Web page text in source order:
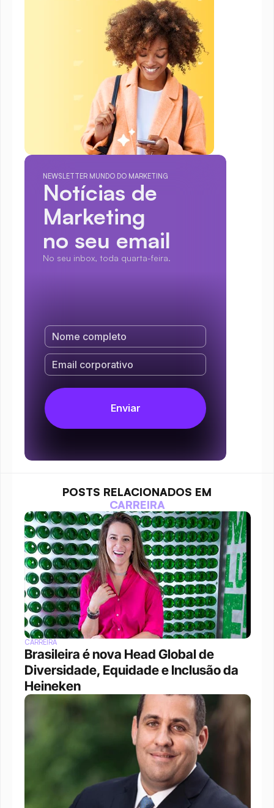
NEWSLETTER MUNDO DO MARKETING
Notícias de
Marketing
no seu email
No seu inbox, toda quarta-feira.
POSTS RELACIONADOS EM
CARREIRA
CARREIRA
Brasileira é nova Head Global de
Diversidade, Equidade e Inclusão da
Heineken